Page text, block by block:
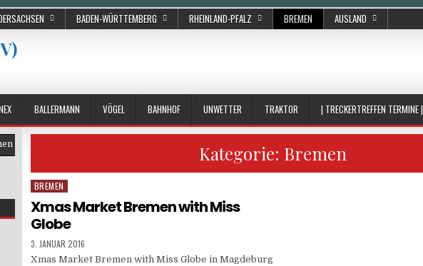
BADEN-WÜRTTEMBERG RHEINLAND-PFALZ BREMEN AUSLAND
BALLERMANN VÖGEL BAHNHOF UNWETTER TRAKTOR | TRECKERTREFFEN TERMINE |
Kategorie: Bremen
Posted
in
BREMEN
Xmas Market Bremen with Miss
Globe
PUBLISHED
DATE:
3. JANUAR 2016
Xmas Market Bremen with Miss Globe in Magdeburg